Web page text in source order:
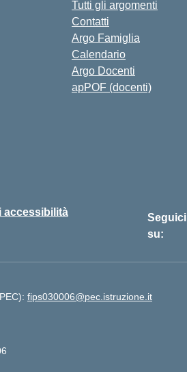
Tutti gli argomenti
Contatti
Argo Famiglia
Calendario
Argo Docenti
apPOF (docenti)
accessibilità
Seguici
su:
fips030006@pec.istruzione.it